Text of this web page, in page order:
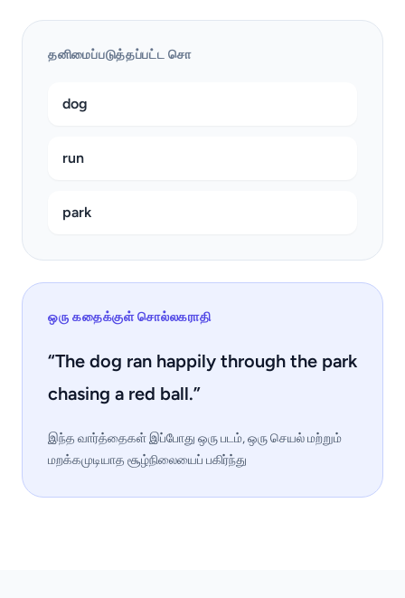
தனிமைப்படுத்தப்பட்ட சொ
dog
run
park
ஒரு கதைக்குள் சொல்லகராதி
“The dog ran happily through the park
chasing a red ball.”
இந்த வார்த்தைகள் இப்போது ஒரு படம், ஒரு செயல் மற்றும்
மறக்கமுடியாத சூழ்நிலையைப் பகிர்ந்து